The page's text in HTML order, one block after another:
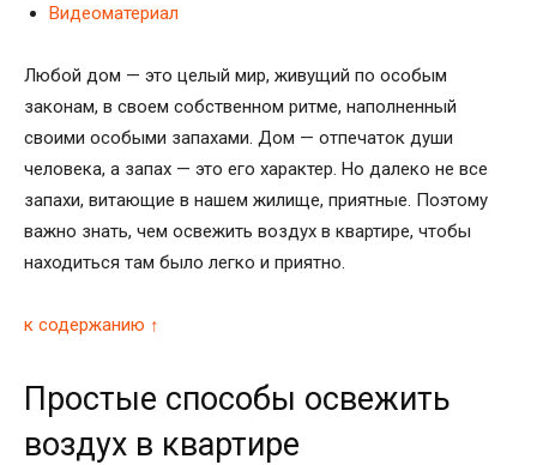
Видеоматериал
Любой дом — это целый мир, живущий по особым
законам, в своем собственном ритме, наполненный
своими особыми запахами. Дом — отпечаток души
человека, а запах — это его характер. Но далеко не все
запахи, витающие в нашем жилище, приятные. Поэтому
важно знать, чем освежить воздух в квартире, чтобы
находиться там было легко и приятно.
к содержанию ↑
Простые способы освежить
воздух в квартире